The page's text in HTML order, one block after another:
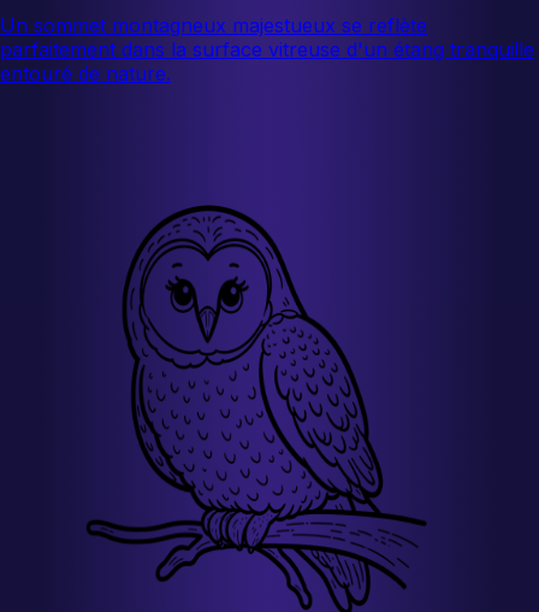
Un sommet montagneux majestueux se reflète
parfaitement dans la surface vitreuse d'un étang tranquille
entouré de nature.